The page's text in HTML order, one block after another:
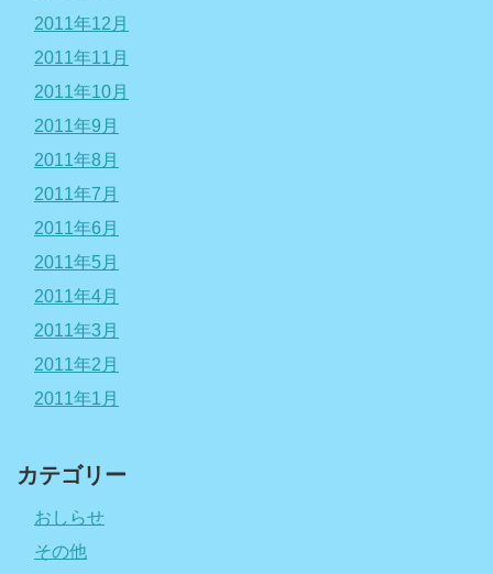
2011年12月
2011年11月
2011年10月
2011年9月
2011年8月
2011年7月
2011年6月
2011年5月
2011年4月
2011年3月
2011年2月
2011年1月
カテゴリー
おしらせ
その他